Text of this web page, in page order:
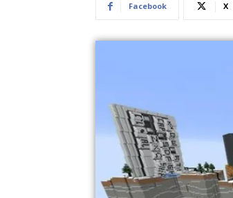
Facebook X